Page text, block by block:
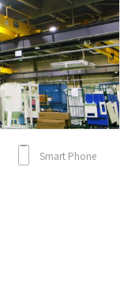
Smart Phone